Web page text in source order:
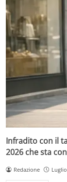
Infradito con il
2026 che sta
Redazione